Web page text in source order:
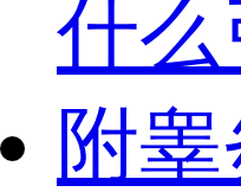
什么
附